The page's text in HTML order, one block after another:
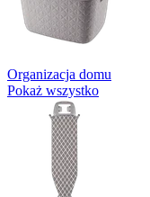
Organizacja domu
Pokaż wszystko